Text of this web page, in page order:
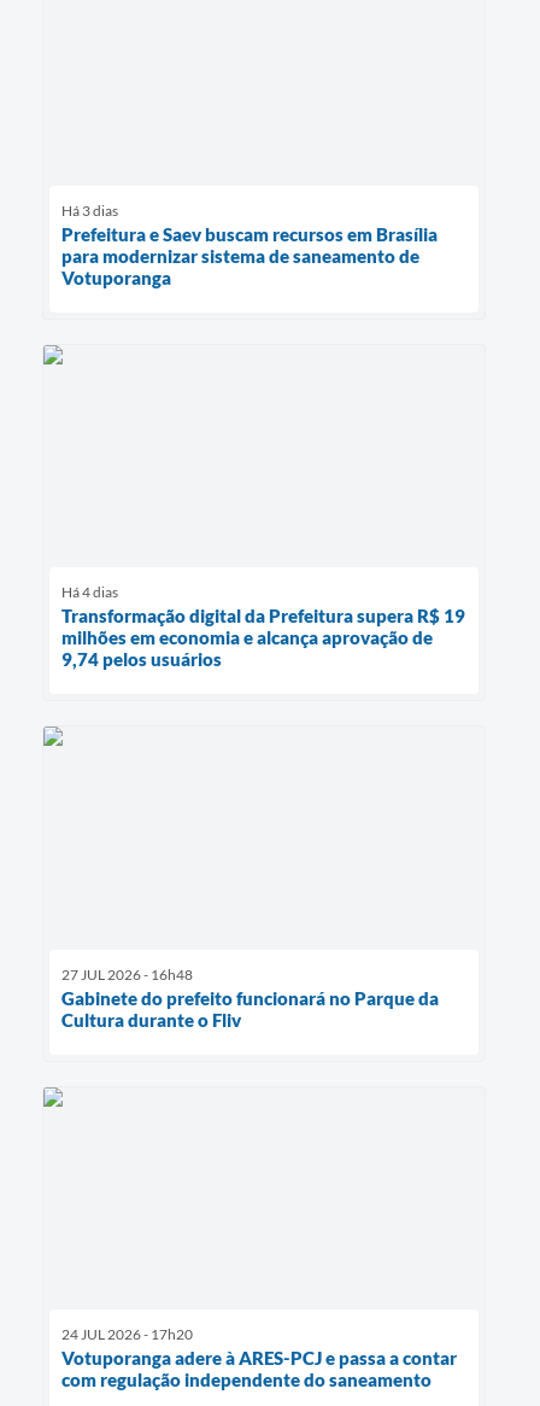
Há 3 dias
Prefeitura e Saev buscam recursos em Brasília
para modernizar sistema de saneamento de
Votuporanga
Há 4 dias
Transformação digital da Prefeitura supera R$ 19
milhões em economia e alcança aprovação de
9,74 pelos usuários
27 JUL 2026 - 16h48
Gabinete do prefeito funcionará no Parque da
Cultura durante o Fliv
24 JUL 2026 - 17h20
Votuporanga adere à ARES-PCJ e passa a contar
com regulação independente do saneamento